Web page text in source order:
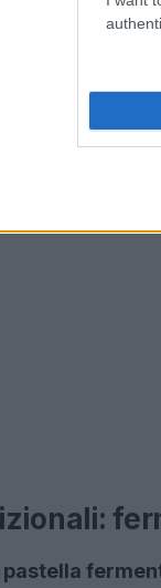
le spezie.
pastella